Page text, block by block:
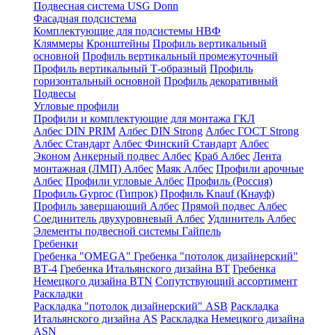
Подвесная система USG Donn
Фасадная подсистема
Комплектующие для подсистемы НВФ
Кляммеры Кронштейны Профиль вертикальный
основной Профиль вертикальный промежуточный
Профиль вертикальный Т-образный Профиль
горизонтальный основной Профиль декоративный
Подвесы
Угловые профили
Профили и комплектующие для монтажа ГКЛ
Албес DIN PRIM Албес DIN Strong Албес ГОСТ Strong
Албес Стандарт Албес Финский Стандарт Албес
Эконом Анкерный подвес Албес Краб Албес Лента
монтажная (ЛМП) Албес Маяк Албес Профили арочные
Албес Профили угловые Албес Профиль (Россия)
Профиль Gyproc (Гипрок) Профиль Knauf (Кнауф)
Профиль завершающий Албес Прямой подвес Албес
Соединитель двухуровневый Албес Удлинитель Албес
Элементы подвесной системы Гайпель
Гребенки
Гребенка "OMEGA" Гребенка "потолок дизайнерский"
ВТ-4 Гребенка Итальянского дизайна BT Гребенка
Немецкого дизайна ВТN Сопутствующий ассортимент
Раскладки
Раскладка "потолок дизайнерский" ASB Раскладка
Итальянского дизайна AS Раскладка Немецкого дизайна
АSN